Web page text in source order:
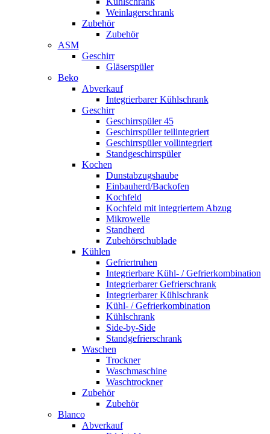
Weinlagerschrank
Zubehör
Zubehör
ASM
Geschirr
Gläserspüler
Beko
Abverkauf
Integrierbarer Kühlschrank
Geschirr
Geschirrspüler 45
Geschirrspüler teilintegriert
Geschirrspüler vollintegriert
Standgeschirrspüler
Kochen
Dunstabzugshaube
Einbauherd/Backofen
Kochfeld
Kochfeld mit integriertem Abzug
Mikrowelle
Standherd
Zubehörschublade
Kühlen
Gefriertruhen
Integrierbare Kühl- / Gefrierkombination
Integrierbarer Gefrierschrank
Integrierbarer Kühlschrank
Kühl- / Gefrierkombination
Kühlschrank
Side-by-Side
Standgefrierschrank
Waschen
Trockner
Waschmaschine
Waschtrockner
Zubehör
Zubehör
Blanco
Abverkauf